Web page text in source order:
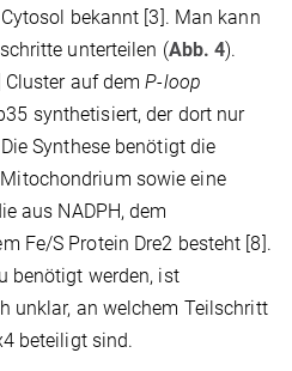
bekannt [3]. Man kann
unterteilen (Abb. 4).
Cluster auf demP-loop
synthetisiert, der dort nur
Synthese benötigt die
sowie eine
aus NADPH, dem
Fe/S Protein Dre2 besteht [8].
benötigt werden, ist
unklar, an welchem Teilschritt
beteiligt sind.